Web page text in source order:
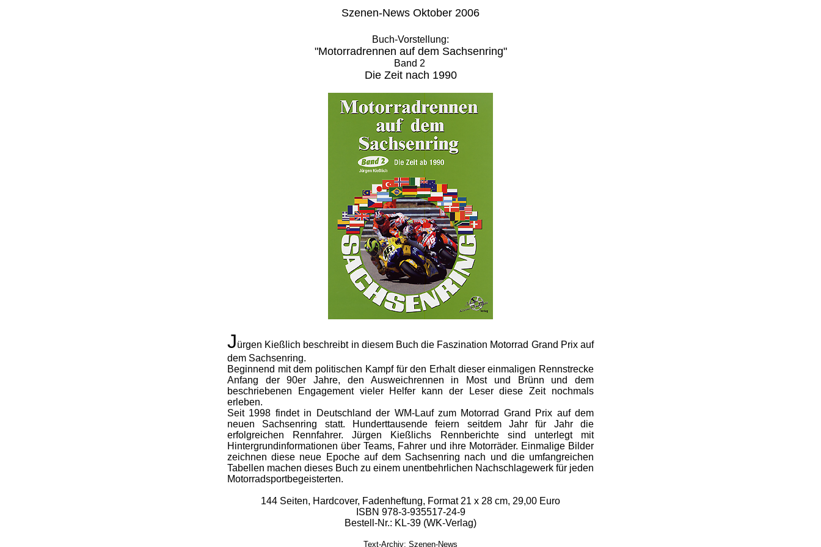
Szenen-News Oktober 2006
Buch-Vorstellung:
"Motorradrennen auf dem Sachsenring"
Band 2
Die Zeit nach 1990
Jürgen Kießlich beschreibt in diesem Buch die Faszination Motorrad Grand Prix auf
dem Sachsenring.
Beginnend mit dem politischen Kampf für den Erhalt dieser einmaligen Rennstrecke
Anfang der 90er Jahre, den Ausweichrennen in Most und Brünn und dem
beschriebenen Engagement vieler Helfer kann der Leser diese Zeit nochmals
erleben.
Seit 1998 findet in Deutschland der WM-Lauf zum Motorrad Grand Prix auf dem
neuen Sachsenring statt. Hunderttausende feiern seitdem Jahr für Jahr die
erfolgreichen Rennfahrer. Jürgen Kießlichs Rennberichte sind unterlegt mit
Hintergrundinformationen über Teams, Fahrer und ihre Motorräder. Einmalige Bilder
zeichnen diese neue Epoche auf dem Sachsenring nach und die umfangreichen
Tabellen machen dieses Buch zu einem unentbehrlichen Nachschlagewerk für jeden
Motorradsportbegeisterten.
144 Seiten, Hardcover, Fadenheftung, Format 21 x 28 cm, 29,00 Euro
ISBN 978-3-935517-24-9
Bestell-Nr.: KL-39 (WK-Verlag)
Text-Archiv: Szenen-News